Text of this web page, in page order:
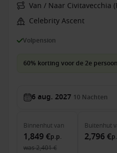
Van / Naar Civitavecchia
Celebrity Ascent
Volpension
60% korting voor de 2e persoon
6 aug. 2027 10 Nachten
Binnenhutvan
1,849 €p.p.
was2,401 €
Buitenhut
2,796 €